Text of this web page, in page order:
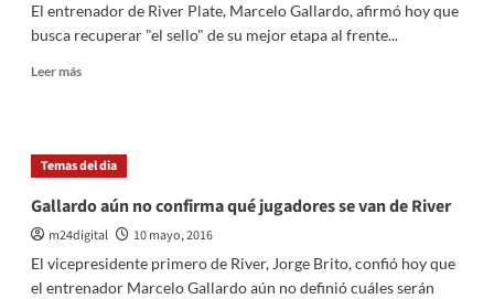
minuto
ante
El entrenador de River Plate, Marcelo Gallardo, afirmó hoy que
busca recuperar "el sello" de su mejor etapa al frente...
Leer másLeer
Gallardo:
«Queremos
nuestro
sello»
Temas del dia
Gallardo aún no confirma qué jugadores se van de River
m24digital
10 mayo, 2016
El vicepresidente primero de River, Jorge Brito, confió hoy que
el entrenador Marcelo Gallardo aún no definió cuáles serán